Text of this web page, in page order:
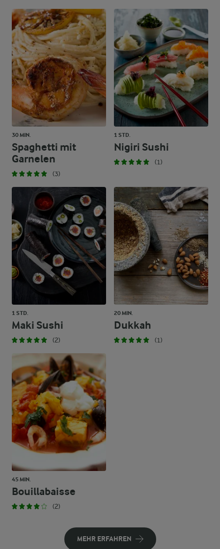
30 MIN.
Spaghetti mit
Garnelen
(3)
1 STD.
Nigiri Sushi
(1)
1 STD.
Maki Sushi
(2)
20 MIN.
Dukkah
(1)
45 MIN.
Bouillabaisse
(2)
MEHR ERFAHREN